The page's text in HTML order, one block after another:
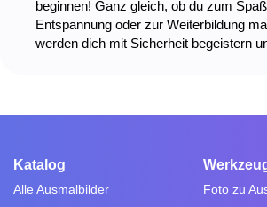
beginnen! Ganz gleich, ob du zum
Entspannung oder zur Weiterbildung
werden dich mit Sicherheit begeistern
Katalog
Alle Ausmalbilder
Foto zu